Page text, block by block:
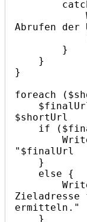
Abrufen der
}
foreach
$shortUrl
"$finalUrl
ermitteln."